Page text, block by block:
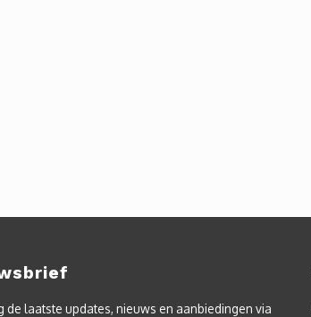
de laatste updates, nieuws en aanbiedingen via